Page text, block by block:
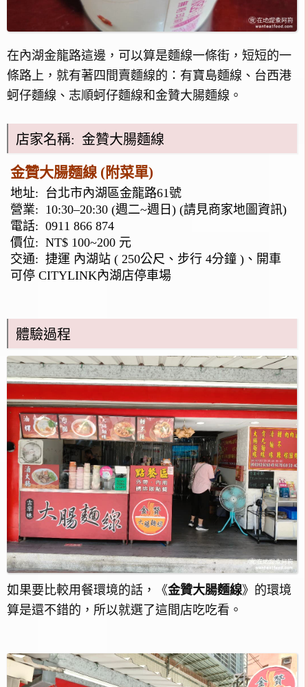
在內湖金龍路這邊，可以算是麵線一條街，短短的一
條路上，就有著四間賣麵線的：有寶島麵線、台西港
蚵仔麵線、志順蚵仔麵線和金贊大腸麵線。
店家名稱: 金贊大腸麵線
金贊大腸麵線 (附菜單)
地址:
台北市內湖區金龍路61號
營業: 10:30–20:30 (週二~週日) (請見商家地圖資訊)
電話: 0911 866 874
價位: NT$ 100~200 元
交通: 捷運 內湖站 ( 250公尺、步行 4分鐘 )、開車
可停 CITYLINK內湖店停車場
體驗過程
如果要比較用餐環境的話，《金贊大腸麵線》的環境
算是還不錯的，所以就選了這間店吃吃看。